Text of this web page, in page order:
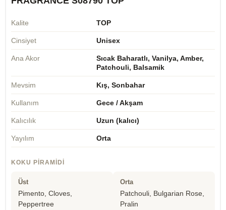
Kalite TOP
Cinsiyet Unisex
Ana Akor
Sıcak Baharatlı, Vanilya, Amber,
Patchouli, Balsamik
Mevsim Kış, Sonbahar
Kullanım Gece / Akşam
Kalıcılık Uzun (kalıcı)
Yayılım Orta
KOKU PIRAMIDI
Üst
Pimento, Cloves,
Peppertree
Orta
Patchouli, Bulgarian Rose,
Pralin